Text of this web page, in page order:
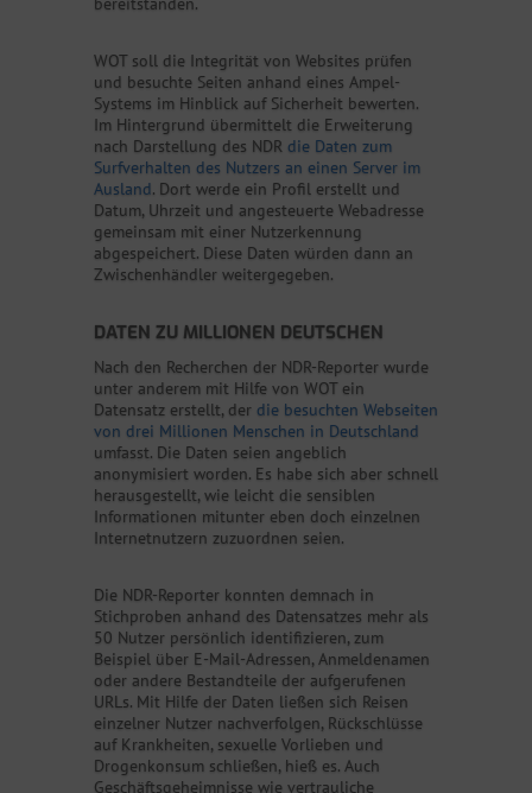
WOT soll die Integrität von Websites prüfen
und besuchte Seiten anhand eines Ampel-
Systems im Hinblick auf Sicherheit bewerten.
Im Hintergrund übermittelt die Erweiterung
nach Darstellung des NDR die Daten zum
Surfverhalten des Nutzers an einen Server im
Ausland. Dort werde ein Profil erstellt und
Datum, Uhrzeit und angesteuerte Webadresse
gemeinsam mit einer Nutzerkennung
abgespeichert. Diese Daten würden dann an
Zwischenhändler weitergegeben.
DATEN ZU MILLIONEN DEUTSCHEN
Nach den Recherchen der NDR-Reporter wurde
unter anderem mit Hilfe von WOT ein
Datensatz erstellt, der die besuchten Webseiten
von drei Millionen Menschen in Deutschland
umfasst. Die Daten seien angeblich
anonymisiert worden. Es habe sich aber schnell
herausgestellt, wie leicht die sensiblen
Informationen mitunter eben doch einzelnen
Internetnutzern zuzuordnen seien.
Die NDR-Reporter konnten demnach in
Stichproben anhand des Datensatzes mehr als
50 Nutzer persönlich identifizieren, zum
Beispiel über E-Mail-Adressen, Anmeldenamen
oder andere Bestandteile der aufgerufenen
URLs. Mit Hilfe der Daten ließen sich Reisen
einzelner Nutzer nachverfolgen, Rückschlüsse
auf Krankheiten, sexuelle Vorlieben und
Drogenkonsum schließen, hieß es. Auch
Geschäftsgeheimnisse wie vertrauliche